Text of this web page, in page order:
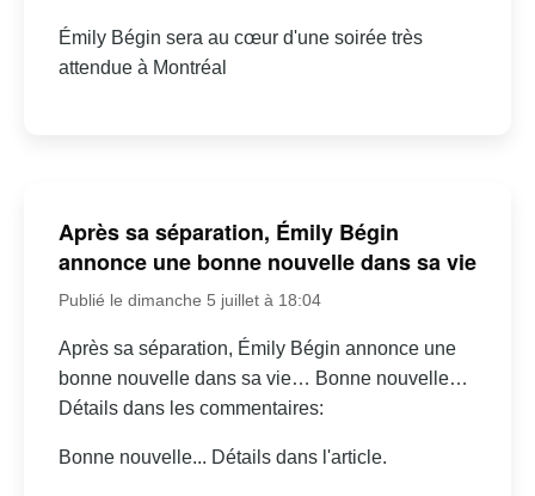
Émily Bégin sera au cœur d'une soirée très
attendue à Montréal
Après sa séparation, Émily Bégin
annonce une bonne nouvelle dans sa vie
Publié le dimanche 5 juillet à 18:04
Après sa séparation, Émily Bégin annonce une
bonne nouvelle dans sa vie… Bonne nouvelle…
Détails dans les commentaires:
Bonne nouvelle... Détails dans l'article.